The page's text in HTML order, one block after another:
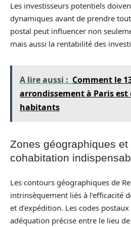
Les investisseurs potentiels
dynamiques avant de prendre
postal peut influencer non
mais aussi la rentabilité des
A lire aussi : Comment le
arrondissement à Paris
habitants
Zones géographiques
cohabitation
Les contours géographiques de
intrinsèquement liés à l’efficacité
et d’expédition. Les codes
adéquation précise entre le lieu